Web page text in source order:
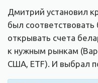
Дмитрий установил
был
открывать счета
к нужным рынкам
США, ETF). И выбрал